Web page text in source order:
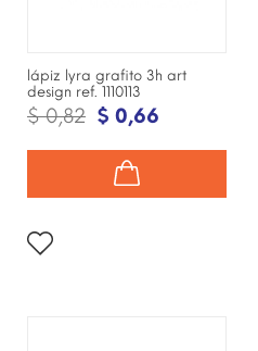
lápiz lyra grafito 3h art
design ref. 1110113
$ 0,82 $ 0,66